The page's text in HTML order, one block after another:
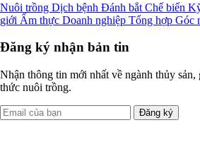
Nuôi trồng Dịch bệnh Đánh bắt Chế biến
giới Ẩm thực Doanh nghiệp Tổng hợp Góc
Đăng ký nhận bản tin
Nhận thông tin mới nhất về ngành thủy
thức nuôi trồng.
Đăng ký